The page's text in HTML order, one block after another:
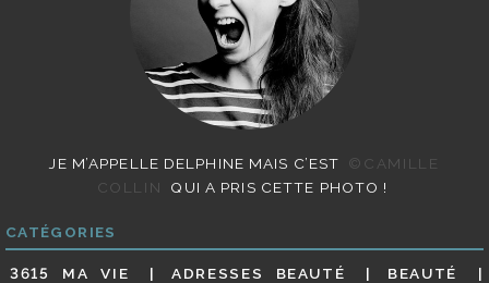
JE M’APPELLE DELPHINE MAIS C’EST
©CAMILLE
COLLIN
QUI A PRIS CETTE PHOTO !
CATÉGORIES
3615 MA VIE ADRESSES BEAUTÉ
BEAUTÉ